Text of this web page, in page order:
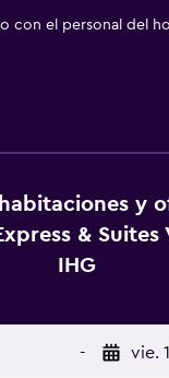
24 horas. No se
de niños
un recargo).
con el personal del
y
& Suites
IHG
- vie.